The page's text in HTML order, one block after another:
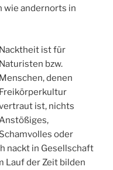
wie andernorts in
Nacktheit ist für
Naturisten bzw.
Menschen, denen
Freikörperkultur
ist, nichts
Schamvolles oder
nackt in Gesellschaft
Lauf der Zeit bilden